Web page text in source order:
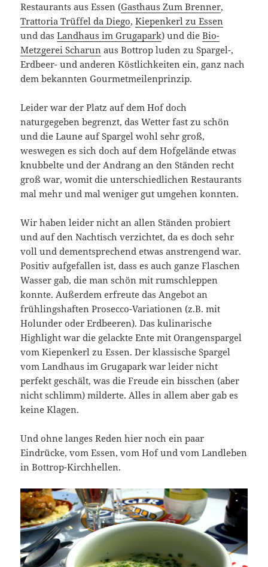
Restaurants aus Essen (Gasthaus Zum Brenner,
Trattoria Trüffel da Diego,Kiepenkerl zu Essen
und dasLandhaus im Grugapark) und dieBio-
Metzgerei Scharun aus Bottrop luden zu Spargel-,
Erdbeer- und anderen Köstlichkeiten ein, ganz nach
dem bekannten Gourmetmeilenprinzip.
Leider war der Platz auf dem Hof doch
naturgegeben begrenzt, das Wetter fast zu schön
und die Laune auf Spargel wohl sehr groß,
weswegen es sich doch auf dem Hofgelände etwas
knubbelte und der Andrang an den Ständen recht
groß war, womit die unterschiedlichen Restaurants
mal mehr und mal weniger gut umgehen konnten.
Wir haben leider nicht an allen Ständen probiert
und auf den Nachtisch verzichtet, da es doch sehr
voll und dementsprechend etwas anstrengend war.
Positiv aufgefallen ist, dass es auch ganze Flaschen
Wasser gab, die man schön mit rumschleppen
konnte. Außerdem erfreute das Angebot an
frühlingshaften Prosecco-Variationen (z.B. mit
Holunder oder Erdbeeren). Das kulinarische
Highlight war die gelackte Ente mit Orangenspargel
vom Kiepenkerl zu Essen. Der klassische Spargel
vom Landhaus im Grugapark war leider nicht
perfekt geschält, was die Freude ein bisschen (aber
nicht schlimm) milderte. Alles in allem aber gab es
keine Klagen.
Und ohne langes Reden hier noch ein paar
Eindrücke, vom Essen, vom Hof und vom Landleben
in Bottrop-Kirchhellen.